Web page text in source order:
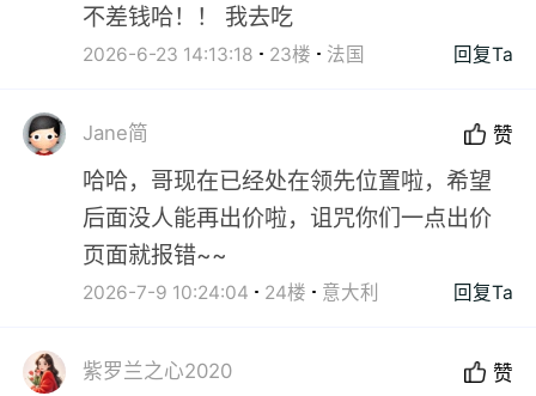
不差钱哈！！ 我去吃
2026-6-23 14:13:18 23楼 法国 回复Ta
Jane简 赞
哈哈，哥现在已经处在领先位置啦，希望
后面没人能再出价啦，诅咒你们一点出价
页面就报错~~
2026-7-9 10:24:04 24楼 意大利 回复Ta
紫罗兰之心2020 赞